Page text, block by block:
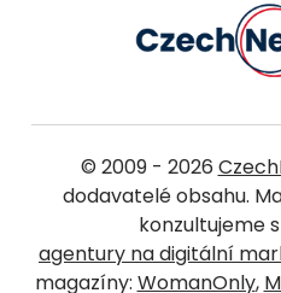
© 2009 - 2026
dodavatelé obsahu.
konzultujeme
agentury na digitální
magazíny: WomanOnly,